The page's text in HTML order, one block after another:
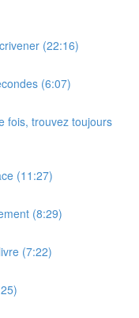
(22:16)
(6:07)
fois, trouvez toujours
(11:27)
(8:29)
(7:22)